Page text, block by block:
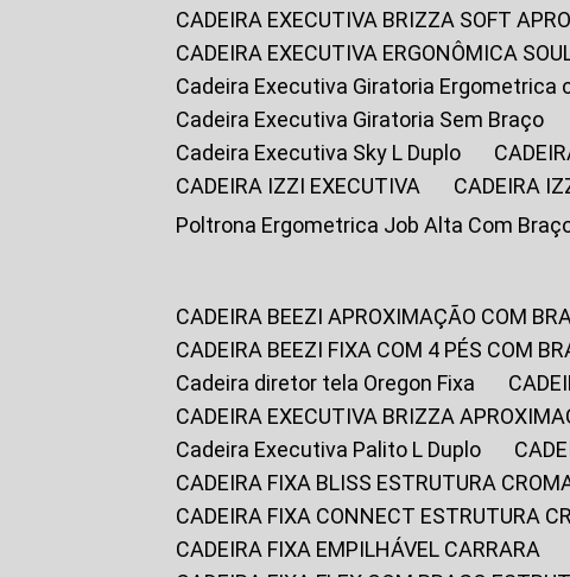
CADEIRA EXECUTIVA BRIZZA SOFT
CADEIRA EXECUTIVA ERGONÔMICA
Cadeira Executiva Giratoria Ergometrica
Cadeira Executiva Giratoria Sem Braço
Cadeira Executiva Sky L Duplo
CADEIRA IZZI EXECUTIVA
CADEIRA
Poltrona Ergometrica Job Alta Com
CADEIRA BEEZI APROXIMAÇÃO COM
CADEIRA BEEZI FIXA COM 4 PÉS COM
Cadeira diretor tela Oregon Fixa
CADEIRA EXECUTIVA BRIZZA
Cadeira Executiva Palito L Duplo
CADEIRA FIXA BLISS ESTRUTURA
CADEIRA FIXA CONNECT ESTRUTURA
CADEIRA FIXA EMPILHÁVEL CARRARA